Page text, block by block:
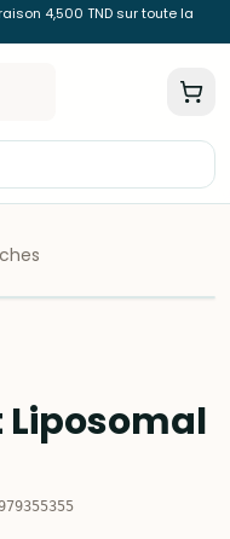
4,500 TND sur toute la